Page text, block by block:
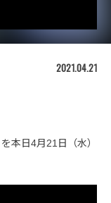
2021.04.21
本日4月21日（水）